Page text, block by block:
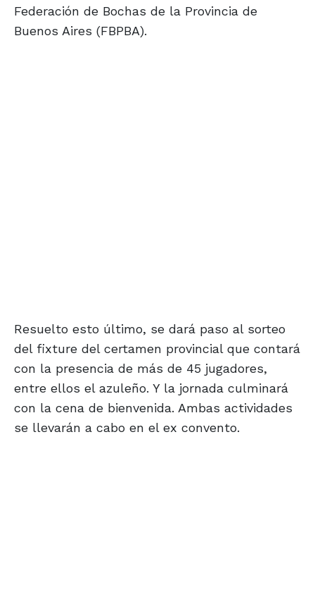
Federación de Bochas de la Provincia de
Buenos Aires (FBPBA).
Resuelto esto último, se dará paso al sorteo
del fixture del certamen provincial que contará
con la presencia de más de 45 jugadores,
entre ellos el azuleño. Y la jornada culminará
con la cena de bienvenida. Ambas actividades
se llevarán a cabo en el ex convento.